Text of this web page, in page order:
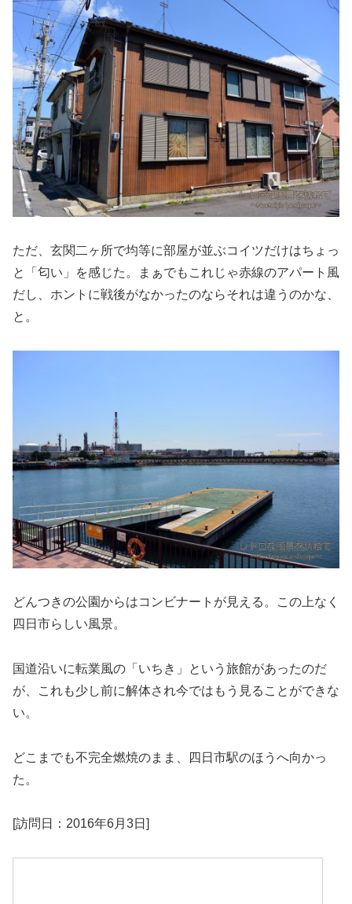
ただ、玄関二ヶ所で均等に部屋が並ぶコイツだけはちょっ
と「匂い」を感じた。まぁでもこれじゃ赤線のアパート風
だし、ホントに戦後がなかったのならそれは違うのかな、
と。
どんつきの公園からはコンビナートが見える。この上なく
四日市らしい風景。
国道沿いに転業風の「いちき」という旅館があったのだ
が、これも少し前に解体され今ではもう見ることができな
い。
どこまでも不完全燃焼のまま、四日市駅のほうへ向かっ
た。
[訪問日：2016年6月3日]